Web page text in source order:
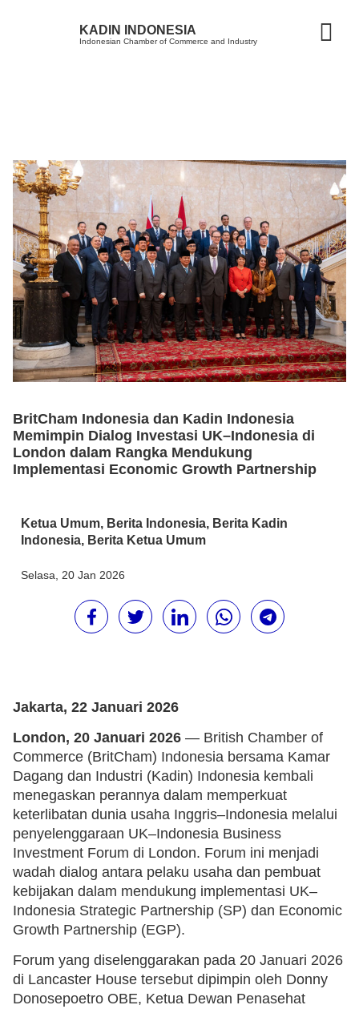
KADIN INDONESIA
Indonesian Chamber of Commerce and Industry
BritCham Indonesia dan Kadin Indonesia
Memimpin Dialog Investasi UK–Indonesia di
London dalam Rangka Mendukung
Implementasi Economic Growth Partnership
Ketua Umum, Berita Indonesia, Berita Kadin
Indonesia, Berita Ketua Umum
Selasa, 20 Jan 2026
Jakarta, 22 Januari 2026
London, 20 Januari 2026 — British Chamber of
Commerce (BritCham) Indonesia bersama Kamar
Dagang dan Industri (Kadin) Indonesia kembali
menegaskan perannya dalam memperkuat
keterlibatan dunia usaha Inggris–Indonesia melalui
penyelenggaraan UK–Indonesia Business
Investment Forum di London. Forum ini menjadi
wadah dialog antara pelaku usaha dan pembuat
kebijakan dalam mendukung implementasi UK–
Indonesia Strategic Partnership (SP) dan Economic
Growth Partnership (EGP).
Forum yang diselenggarakan pada 20 Januari 2026
di Lancaster House tersebut dipimpin oleh Donny
Donosepoetro OBE, Ketua Dewan Penasehat